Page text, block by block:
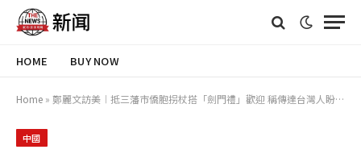
HOME BUY NOW
Home » 鄭麗文訪美︱抵三藩市僑胞拐杖搭「劍門禮」歡迎 稱傳達台灣人盼和平真實聲音
中國